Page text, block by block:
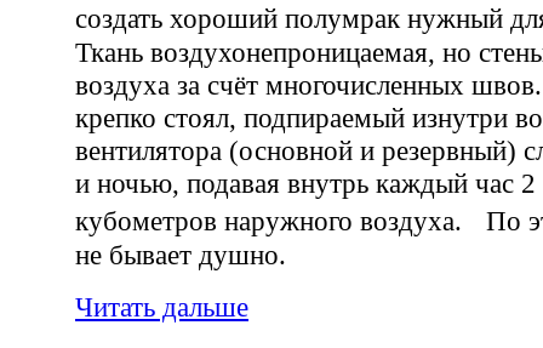
создать хороший полумрак нужный
Ткань воздухонепроницаемая, но
воздуха за счёт многочисленных
крепко стоял, подпираемый изнутри
вентилятора (основной и резервный)
и ночью, подавая внутрь каждый час
кубометров наружного воздуха. По
не бывает душно.
Читать дальше